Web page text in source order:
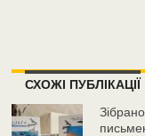
СХОЖІ ПУБЛІКАЦІЇ